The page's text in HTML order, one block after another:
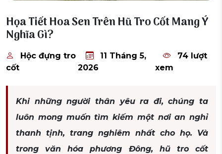
Họa Tiết Hoa Sen Trên Hũ Tro Cốt Mang Ý
Nghĩa Gì?
Hộc đựng tro
cốt
11 Tháng 5,
2026
74 lượt
xem
Khi những người thân yêu ra đi, chúng ta
luôn mong muốn tìm kiếm một nơi an nghỉ
thanh tịnh, trang nghiêm nhất cho họ. Và
trong văn hóa phương Đông, hũ tro cốt